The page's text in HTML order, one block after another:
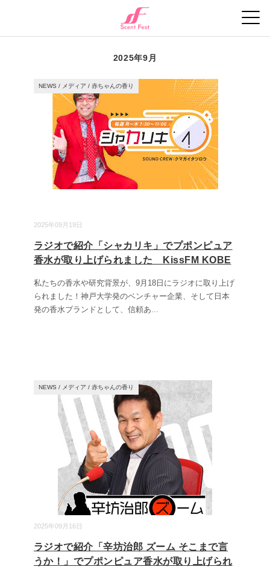
2025年9月
2025年09月19日
NEWS / メディア / 赤ちゃんの香り
ラジオで紹介「シャカリキ」でプポンピュア
香水が取り上げられました KissFM KOBE
私たちの香水や研究背景が、9月18日にラジオに取り上げ
られました！神戸大学発のベンチャー企業、そして日本
発の香水ブランドとして、信頼あ...
2025年09月16日
NEWS / メディア / 赤ちゃんの香り
ラジオで紹介「辛坊治郎 ズーム そこまで言
うか！」でプポンピュア香水が取り上げられ